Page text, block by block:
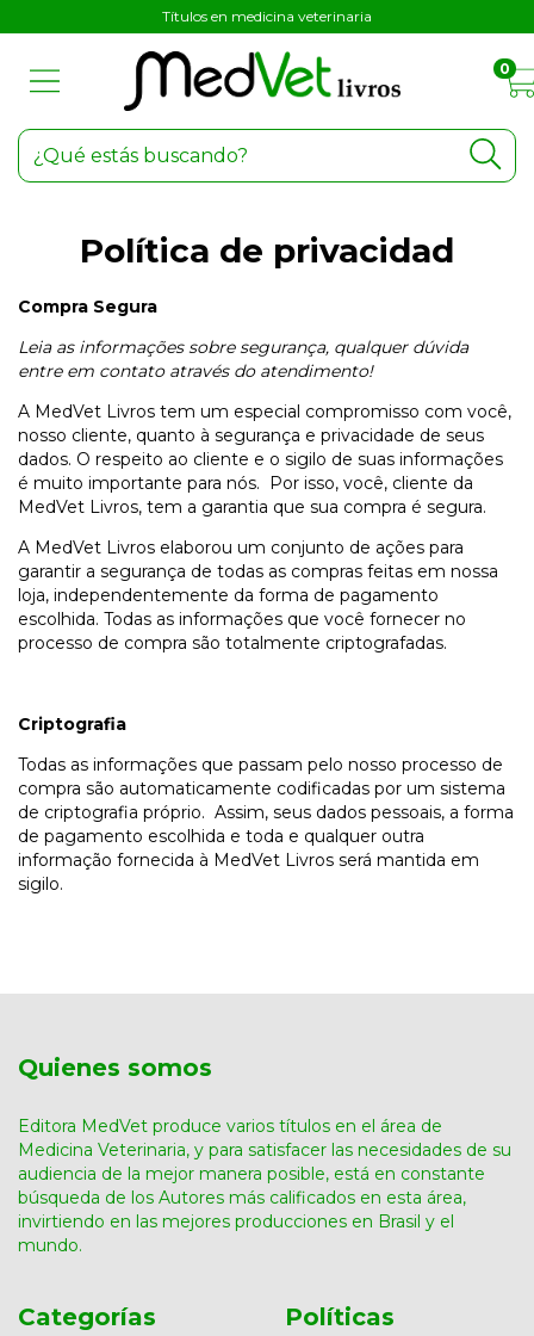
Títulos en medicina veterinaria
0
Política de privacidad
Compra Segura
Leia as informações sobre segurança, qualquer dúvida
entre em contato através do atendimento!
A MedVet Livros tem um especial compromisso com você,
nosso cliente, quanto à segurança e privacidade de seus
dados. O respeito ao cliente e o sigilo de suas informações
é muito importante para nós. Por isso, você, cliente da
MedVet Livros, tem a garantia que sua compra é segura.
A MedVet Livros elaborou um conjunto de ações para
garantir a segurança de todas as compras feitas em nossa
loja, independentemente da forma de pagamento
escolhida. Todas as informações que você fornecer no
processo de compra são totalmente criptografadas.
Criptografia
Todas as informações que passam pelo nosso processo de
compra são automaticamente codificadas por um sistema
de criptografia próprio. Assim, seus dados pessoais, a forma
de pagamento escolhida e toda e qualquer outra
informação fornecida à MedVet Livros será mantida em
sigilo.
Quienes somos
Editora MedVet produce varios títulos en el área de
Medicina Veterinaria, y para satisfacer las necesidades de su
audiencia de la mejor manera posible, está en constante
búsqueda de los Autores más calificados en esta área,
invirtiendo en las mejores producciones en Brasil y el
mundo.
Categorías Políticas